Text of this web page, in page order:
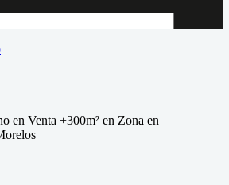
en Venta +300m² en Zona en